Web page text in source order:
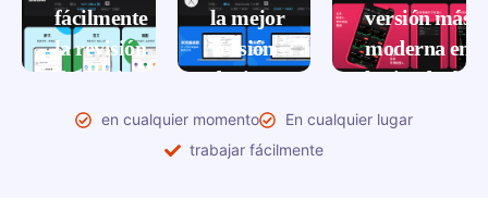
fácilmente
la revisión
del backend
de la tienda
la mejor
versión
de ti en
la App
Store
versión más
moderna en
la tienda de
aplicaciones
en cualquier momento
En cualquier lugar
trabajar fácilmente